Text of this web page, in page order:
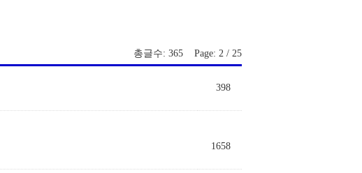
총글수: 365 Page: 2 / 25
398
1658